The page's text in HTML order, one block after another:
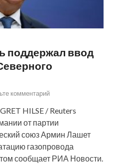
поддержал ввод
комментарий
HILSE / Reuters
от партии
союз Армин Лашет
газопровода
сообщает РИА Новости.